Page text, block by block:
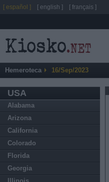
Hemeroteca 16/Sep/2023
USA
Alabama
Arizona
California
Colorado
Florida
Georgia
[ español ] [ english ] [ français ]